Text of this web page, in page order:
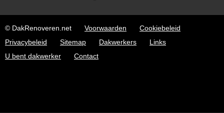
© DakRenoveren.net Voorwaarden
Cookiebeleid
Privacybeleid
Sitemap Dakwerkers
Links
U bent dakwerker
Contact